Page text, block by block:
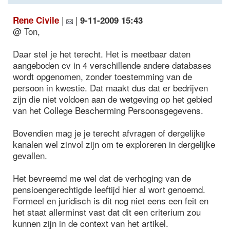
Rene Civile | | 9-11-2009 15:43
@ Ton,
Daar stel je het terecht. Het is meetbaar daten
aangeboden cv in 4 verschillende andere databases
wordt opgenomen, zonder toestemming van de
persoon in kwestie. Dat maakt dus dat er bedrijven
zijn die niet voldoen aan de wetgeving op het gebied
van het College Bescherming Persoonsgegevens.
Bovendien mag je je terecht afvragen of dergelijke
kanalen wel zinvol zijn om te exploreren in dergelijke
gevallen.
Het bevreemd me wel dat de verhoging van de
pensioengerechtigde leeftijd hier al wort genoemd.
Formeel en juridisch is dit nog niet eens een feit en
het staat allerminst vast dat dit een criterium zou
kunnen zijn in de context van het artikel.